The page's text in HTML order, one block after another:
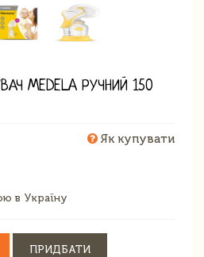
MEDELA РУЧНИЙ 150
Як купувати
в Україну
ПРИДБАТИ